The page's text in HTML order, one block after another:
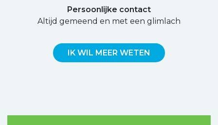
Persoonlijke contact
Altijd gemeend en met een glimlach
IK WIL MEER WETEN